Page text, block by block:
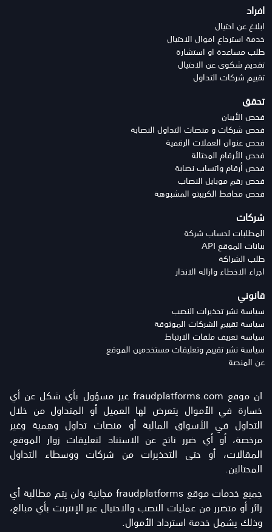
افراد
ابلاغ عن احتيال
خدمة استرجاع اموال الاحتيال
طلب مساعدة او استشارة
تقديم شكوى عن الاحتيال
تقييم شركات التداول
تحقق
فحص الأيبان
فحص شركات و منصات التداول النصابة
فحص عنوان العملات الرقمية
فحص الأرقام المحتالة
فحص أرقام واتساب نصابة
فحص رقم موبايل النصاب
فحص محافظ الكريبتو المشبوهة
شركات
المطلبات لحساب شركة
بيانات الموقع API
طلب الشراكة
اجراء الاخطاء وازاله الانذار
قانوني
سياسة نشر تحذيرات النصب
سياسة تقييم الشركات الموثوقة
سياسة تعريف ملفات الارتباط
سياسة نشر تقييم وتعليقات مستخدمين الموقع
عن المنصة
ان موقع fraudplatforms.com غير مسؤول بأي شكل عن أي
خسارة في الأموال يتعرض لها العميل أو المتداول من خلال
التداول في الأسواق المالية أو منصات تداول وهمية وغير
مرخصة، أو أي ضرر ناتج عن الاستناد لتعليقات زوار الموقع،
المقالات، أو حتى التحذيرات من شركات ووسطاء التداول
المحتالين.
جميع خدمات موقع fraudplatforms مجانية ولن يتم مطالبة أي
زائر أو متضرر من عمليات النصب والاحتيال عبر الإنترنت بأي مبالغ،
وذلك يشمل خدمة استرداد الأموال.